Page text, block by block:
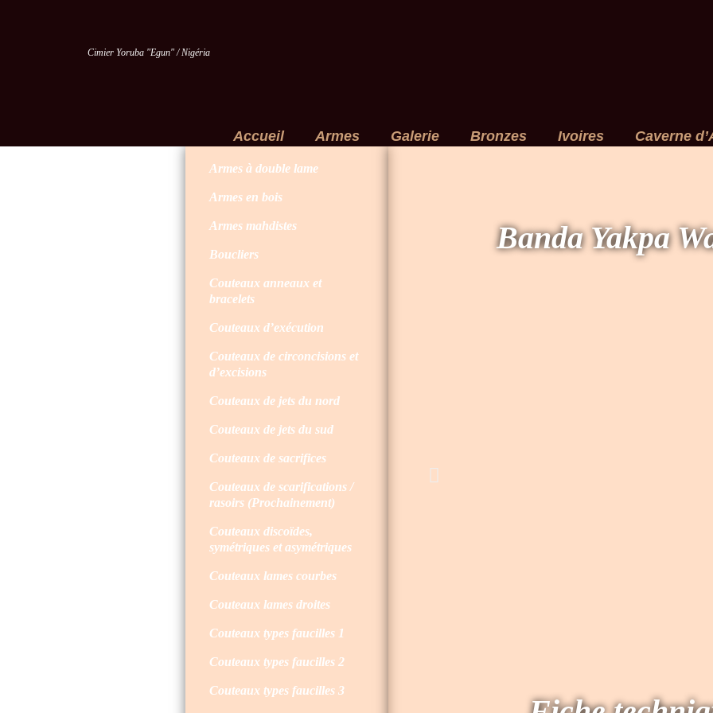
Cimier Yoruba "Egun" / Nigéria
Accueil Armes Galerie Bronzes Ivoires Caverne
Armes à double lame
Armes en bois
Armes mahdistes
Boucliers
Couteaux anneaux et
bracelets
Couteaux d’exécution
Couteaux de circoncisions et
d’excisions
Couteaux de jets du nord
Couteaux de jets du sud
Couteaux de sacrifices
Couteaux de scarifications /
rasoirs (Prochainement)
Couteaux discoïdes,
symétriques et asymétriques
Couteaux lames courbes
Couteaux lames droites
Couteaux types faucilles 1
Couteaux types faucilles 2
Couteaux types faucilles 3
Banda Yakpa